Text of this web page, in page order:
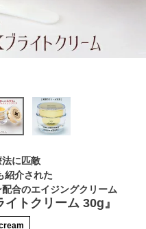
法に匹敵
紹介された
合のエイジングクリーム
イトクリーム 30g』